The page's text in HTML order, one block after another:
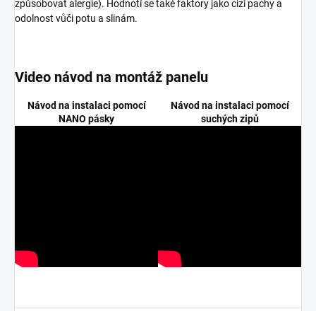
způsobovat alergie). Hodnotí se také faktory jako cizí pachy a
odolnost vůči potu a slinám.
Video návod na montáž panelu
Návod na instalaci pomocí
NANO pásky
Návod na instalaci pomocí
suchých zipů